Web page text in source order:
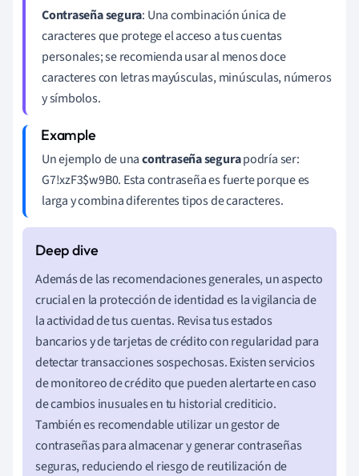
Contraseña segura: Una combinación única de
caracteres que protege el acceso a tus cuentas
personales; se recomienda usar al menos doce
caracteres con letras mayúsculas, minúsculas, números
y símbolos.
Un ejemplo de unacontraseña segurapodría ser:
G7!xzF3$w9B0. Esta contraseña es fuerte porque es
larga y combina diferentes tipos de caracteres.
Además de las recomendaciones generales, un aspecto
crucial en la protección de identidad es la vigilancia de
la actividad de tus cuentas. Revisa tus estados
bancarios y de tarjetas de crédito con regularidad para
detectar transacciones sospechosas. Existen servicios
de monitoreo de crédito que pueden alertarte en caso
de cambios inusuales en tu historial crediticio.
También es recomendable utilizar un gestor de
contraseñas para almacenar y generar contraseñas
seguras, reduciendo el riesgo de reutilización de